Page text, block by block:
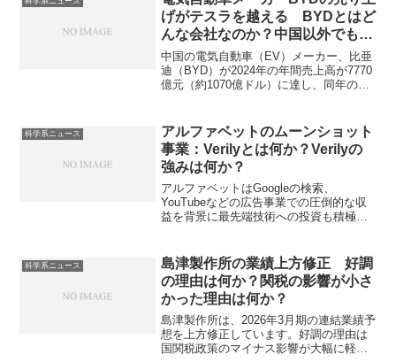
げがテスラを越える BYDとはど
んな会社なのか？中国以外でも成
功しているのか？
中国の電気自動車（EV）メーカー、比亜
迪（BYD）が2024年の年間売上高が7770
億元（約1070億ドル）に達し、同年のテ
場でリーダー企業であったテスラも市場
の激化によってBYDの追いあげにあって
います。BYDとはどんな会社なのか、テ
スラとの違いがどこにあるのかを知るこ
とができる記事になっています。
科学系ニュース
アルファベットのムーンショット
事業：Verilyとは何か？Verilyの
強みは何か？
アルファベットはGoogleの検索、
YouTubeなどの広告事業での圧倒的な収
益を背景に最先端技術への投資も積極的
大な健康・医療データを分析すること
で、病気の予防、早期発見、治療法開発
を目指しています。どのような強みをも
っているのか、具体的な取り組み内容は
何か知ることができます。
科学系ニュース
島津製作所の業績上方修正 好調
の理由は何か？関税の影響が小さ
かった理由は何か？
島津製作所は、2026年3月期の連結業績予
想を上方修正しています。好調の理由は
国関税政策のマイナス影響が大幅に軽減